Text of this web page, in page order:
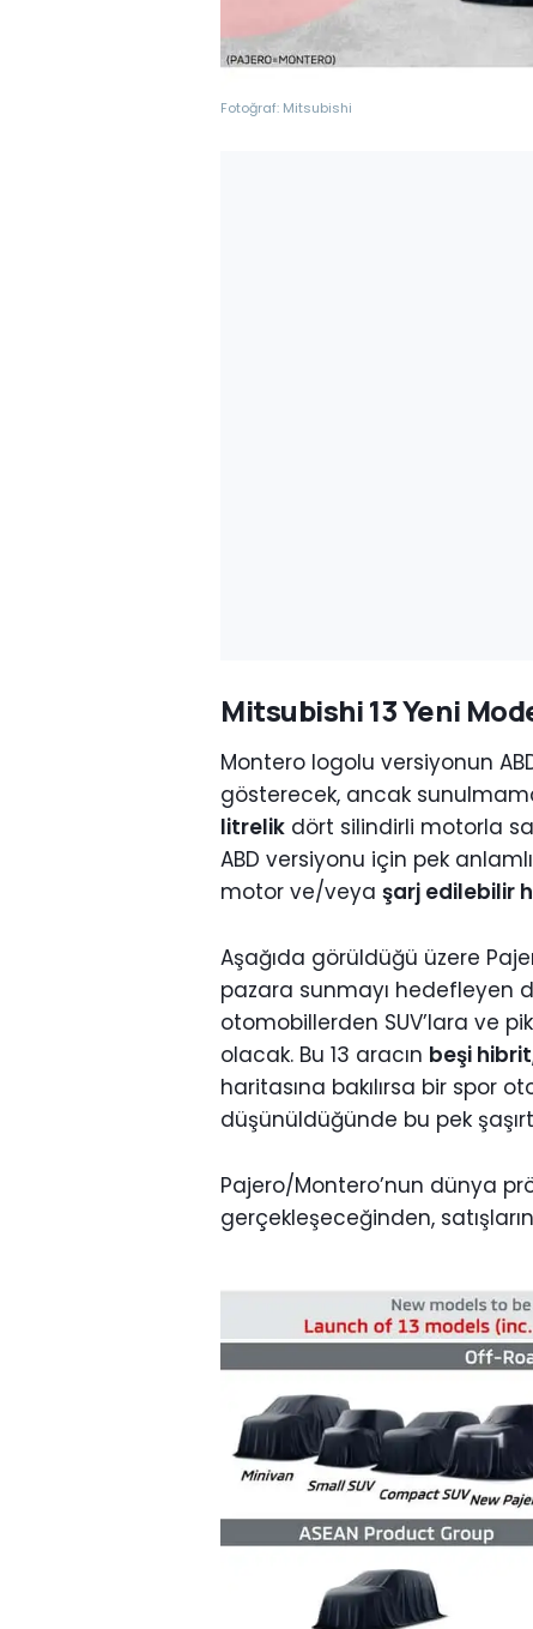
Fotoğraf: Mitsubishi
Mitsubishi 13 Yeni
Montero logolu versiyonun
gösterecek, ancak
litrelik dört silindirli motorla
ABD versiyonu için pek
motor ve/veya şarj edilebilir
Aşağıda görüldüğü üzere
pazara sunmayı hedefleyen
otomobillerden SUV’lara ve
olacak. Bu 13 aracın beşi hibrit
haritasına bakılırsa bir spor
düşünüldüğünde bu pek
Pajero/Montero’nun dünya
gerçekleşeceğinden,